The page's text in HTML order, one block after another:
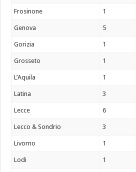
Frosinone 1
Genova 5
Gorizia 1
Grosseto 1
L’Aquila 1
Latina 3
Lecce 6
Lecco & Sondrio 3
Livorno 1
Lodi 1